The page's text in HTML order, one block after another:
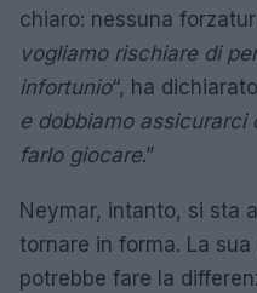
chiaro: nessuna
vogliamo rischiare di
infortunio“, ha
e dobbiamo assicurarci
farlo giocare.”
Neymar, intanto, si sta
tornare in forma. La
potrebbe fare la